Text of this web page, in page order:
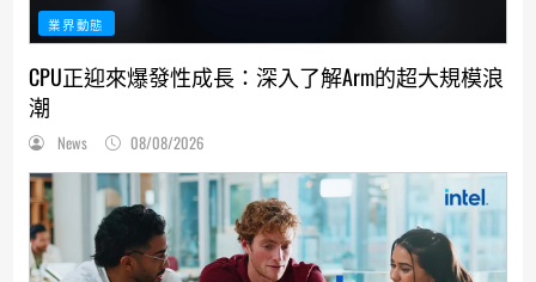
業界動態
CPU正迎來爆發性成長：深入了解Arm的超大規模浪
潮
News 08/08/2026